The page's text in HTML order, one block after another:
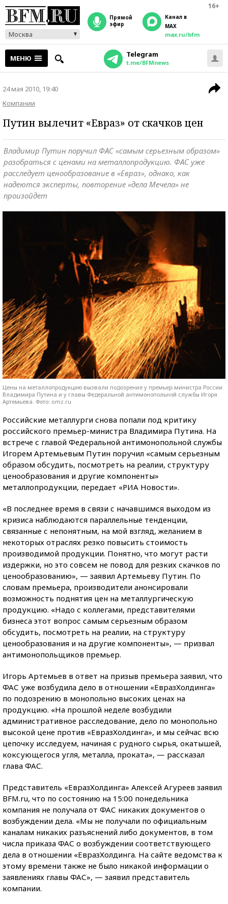
16+
Москва
прямой
эфир
Канал в
MAX
max.ru/bfm
МЕНЮ Telegram
t.me/BFMnews
24 мая 2010, 19:40
Компании
Путин вылечит «Евраз» от скачков цен
Владимир Путин поручил ФАС «самым серьезным образом»
разобраться с ценами на металлопродукцию. ФАС уже
расследует ценообразование в «Евраз», однако, как
надеются эксперты, повторение «дела Мечела» не
произойдет
Цены на металлопродукцию вызвали подозрение у премьер-министра России
Владимира Путина и у главы Федеральной антимонопольной службы Игоря
Артемьева. Фото: omz.ru
Российские металлурги снова попали под критику
российского премьер-министра Владимира Путина. На
встрече с главой Федеральной антимонопольной службы
Игорем Артемьевым Путин поручил «самым серьезным
образом обсудить, посмотреть на реалии, структуру
ценообразования и другие компоненты»
металлопродукции, передает «РИА Новости».
«В последнее время в связи с начавшимся выходом из
кризиса наблюдаются параллельные тенденции,
связанные с непонятным, на мой взгляд, желанием в
некоторых отраслях резко повысить стоимость
производимой продукции. Понятно, что могут расти
издержки, но это совсем не повод для резких скачков по
ценообразованию», — заявил Артемьеву Путин. По
словам премьера, производители анонсировали
возможность поднятия цен на металлургическую
продукцию. «Надо с коллегами, представителями
бизнеса этот вопрос самым серьезным образом
обсудить, посмотреть на реалии, на структуру
ценообразования и на другие компоненты», — призвал
антимонопольщиков премьер.
Игорь Артемьев в ответ на призыв премьера заявил, что
ФАС уже возбудила дело в отношении «ЕвразХолдинга»
по подозрению в монопольно высоких ценах на
продукцию. «На прошлой неделе возбудили
административное расследование, дело по монопольно
высокой цене против «ЕвразХолдинга», и мы сейчас всю
цепочку исследуем, начиная с рудного сырья, окатышей,
коксующегося угля, металла, проката», — рассказал
глава ФАС.
Представитель «ЕвразХолдинга» Алексей Агуреев заявил
BFM.ru, что по состоянию на 15:00 понедельника
компания не получала от ФАС никаких документов о
возбуждении дела. «Мы не получали по официальным
каналам никаких разъяснений либо документов, в том
числа приказа ФАС о возбуждении соответствующего
дела в отношении «ЕвразХолдинга. На сайте ведомства к
этому времени также не было никакой информации о
заявлениях главы ФАС», — заявил представитель
компании.